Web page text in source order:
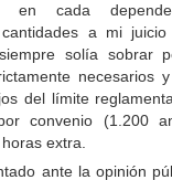
en cada
a mi
solía sobrar
necesarios
del límite
convenio (1.200
extra.
ante la opinión